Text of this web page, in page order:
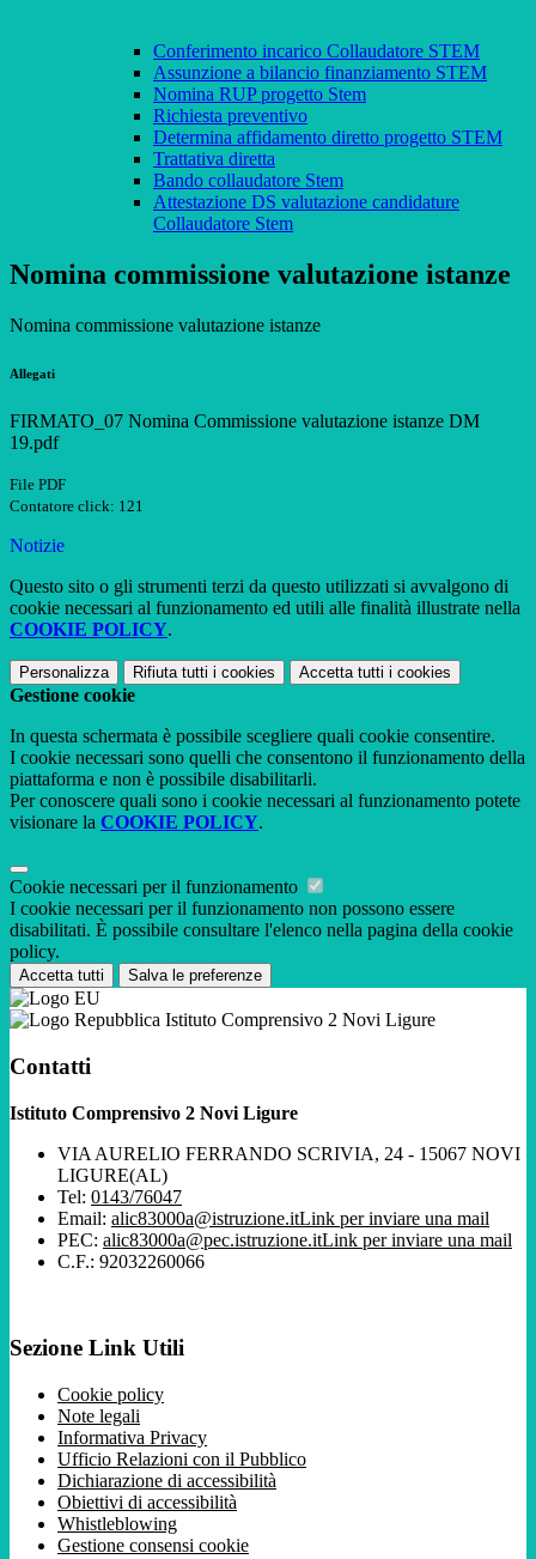
Conferimento incarico Collaudatore STEM
Assunzione a bilancio finanziamento STEM
Nomina RUP progetto Stem
Richiesta preventivo
Determina affidamento diretto progetto STEM
Trattativa diretta
Bando collaudatore Stem
Attestazione DS valutazione candidature
Collaudatore Stem
Nomina commissione valutazione istanze
Nomina commissione valutazione istanze
Allegati
FIRMATO_07 Nomina Commissione valutazione istanze DM
19.pdf
File PDF
Contatore click: 121
Notizie
Questo sito o gli strumenti terzi da questo utilizzati si avvalgono di
cookie necessari al funzionamento ed utili alle finalità illustrate nella
COOKIE POLICY.
Personalizza Rifiuta tutti i cookies Accetta tutti i cookies
Gestione cookie
In questa schermata è possibile scegliere quali cookie consentire.
I cookie necessari sono quelli che consentono il funzionamento della
piattaforma e non è possibile disabilitarli.
Per conoscere quali sono i cookie necessari al funzionamento potete
visionare la COOKIE POLICY.
Cookie necessari per il funzionamento
I cookie necessari per il funzionamento non possono essere
disabilitati. È possibile consultare l'elenco nella pagina della cookie
policy.
Accetta tutti Salva le preferenze
Istituto Comprensivo 2 Novi Ligure
Contatti
Istituto Comprensivo 2 Novi Ligure
VIA AURELIO FERRANDO SCRIVIA, 24 - 15067 NOVI
LIGURE(AL)
Tel: 0143/76047
Email: alic83000a@istruzione.itLink per inviare una mail
PEC: alic83000a@pec.istruzione.itLink per inviare una mail
C.F.: 92032260066
Sezione Link Utili
Cookie policy
Note legali
Informativa Privacy
Ufficio Relazioni con il Pubblico
Dichiarazione di accessibilità
Obiettivi di accessibilità
Whistleblowing
Gestione consensi cookie